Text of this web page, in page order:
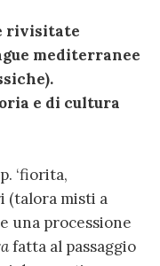
rivisitate
mediterranee
e di cultura
‘fiorita,
(talora misti a
una processione
fatta al passaggio